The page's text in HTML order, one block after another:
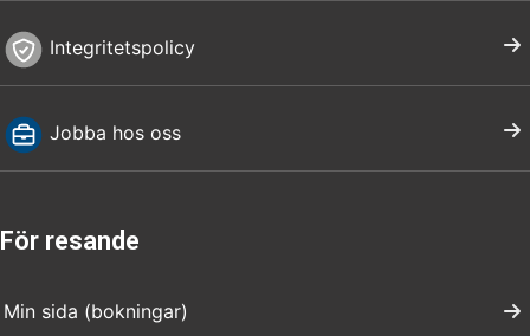
Integritetspolicy
Jobba hos oss
För resande
Min sida (bokningar)